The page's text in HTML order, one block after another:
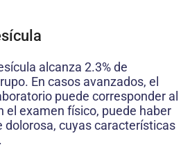
alcanza 2.3% de
En casos avanzados, el
puede corresponder al
el examen físico, puede haber
dolorosa, cuyas características